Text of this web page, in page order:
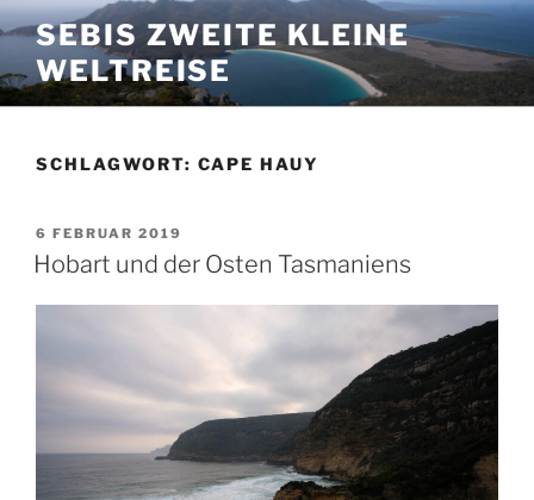
Zum
Inhalt
springen
SEBIS ZWEITE KLEINE
WELTREISE
SCHLAGWORT: CAPE HAUY
VERÖFFENTLICHT
AM
6 FEBRUAR 2019
Hobart und der Osten Tasmaniens